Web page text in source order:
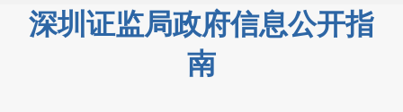
深圳证监局政府信息公开指
南